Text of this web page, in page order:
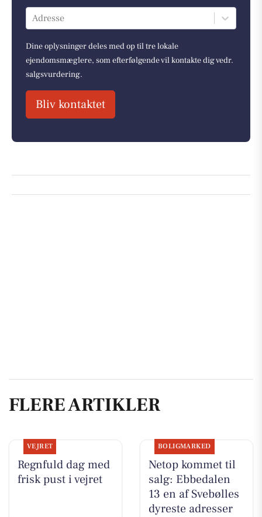
Adresse
Dine oplysninger deles med op til tre lokale
ejendomsmæglere, som efterfølgende vil kontakte dig vedr.
salgsvurdering.
Bliv kontaktet
FLERE ARTIKLER
VEJRET
Regnfuld dag med
frisk pust i vejret
BOLIGMARKED
Netop kommet til
salg: Ebbedalen
13 en af Svebølles
dyreste adresser